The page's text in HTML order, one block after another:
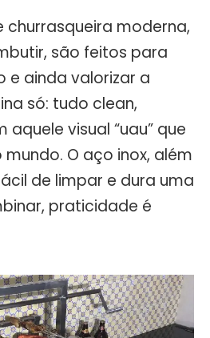
churrasqueira moderna,
são feitos para
e ainda valorizar a
só: tudo clean,
visual “uau” que
O aço inox, além
de limpar e dura uma
praticidade é